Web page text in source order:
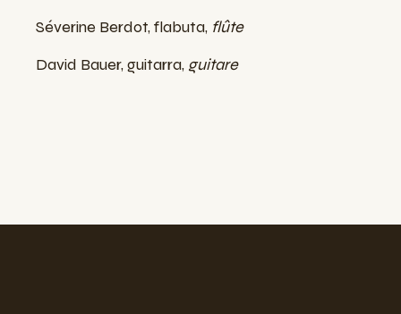
Séverine Berdot, flabuta, flûte
David Bauer, guitarra, guitare